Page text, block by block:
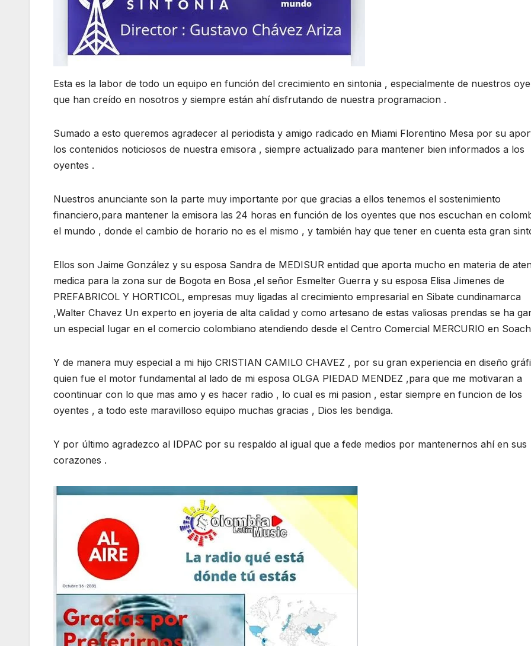
Esta es la labor de todo un equipo en función del crecimiento en sintonia , especialmente de nuestros
que han creído en nosotros y siempre están ahí disfrutando de nuestra programacion .
Sumado a esto queremos agradecer al periodista y amigo radicado en Miami Florentino Mesa por su
los contenidos noticiosos de nuestra emisora , siempre actualizado para mantener bien informados a los
oyentes .
Nuestros anunciante son la parte muy importante por que gracias a ellos tenemos el sostenimiento
financiero,para mantener la emisora las 24 horas en función de los oyentes que nos escuchan en
el mundo , donde el cambio de horario no es el mismo , y también hay que tener en cuenta esta gran
Ellos son Jaime González y su esposa Sandra de MEDISUR entidad que aporta mucho en materia de
medica para la zona sur de Bogota en Bosa ,el señor Esmelter Guerra y su esposa Elisa Jimenes de
PREFABRICOL Y HORTICOL, empresas muy ligadas al crecimiento empresarial en Sibate cundinamarca
,Walter Chavez Un experto en joyeria de alta calidad y como artesano de estas valiosas prendas se ha
un especial lugar en el comercio colombiano atendiendo desde el Centro Comercial MERCURIO en
Y de manera muy especial a mi hijo CRISTIAN CAMILO CHAVEZ , por su gran experiencia en diseño
quien fue el motor fundamental al lado de mi esposa OLGA PIEDAD MENDEZ ,para que me motivaran a
coontinuar con lo que mas amo y es hacer radio , lo cual es mi pasion , estar siempre en funcion de los
oyentes , a todo este maravilloso equipo muchas gracias , Dios les bendiga.
Y por último agradezco al IDPAC por su respaldo al igual que a fede medios por mantenernos ahí en sus
corazones .